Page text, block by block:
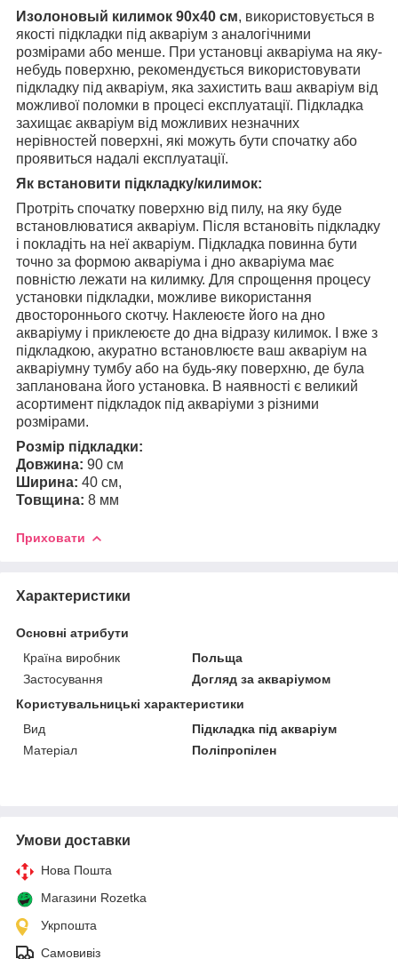
Изолоновый килимок 90х40 см, використовується в
якості підкладки під акваріум з аналогічними
розмірами або менше. При установці акваріума на яку-
небудь поверхню, рекомендується використовувати
підкладку під акваріум, яка захистить ваш акваріум від
можливої поломки в процесі експлуатації. Підкладка
захищає акваріум від можливих незначних
нерівностей поверхні, які можуть бути спочатку або
проявиться надалі експлуатації.
Як встановити підкладку/килимок:
Протріть спочатку поверхню від пилу, на яку буде
встановлюватися акваріум. Після встановіть підкладку
і покладіть на неї акваріум. Підкладка повинна бути
точно за формою акваріума і дно акваріума має
повністю лежати на килимку. Для спрощення процесу
установки підкладки, можливе використання
двостороннього скотчу. Наклеюєте його на дно
акваріуму і приклеюєте до дна відразу килимок. І вже з
підкладкою, акуратно встановлюєте ваш акваріум на
акваріумну тумбу або на будь-яку поверхню, де була
запланована його установка. В наявності є великий
асортимент підкладок під акваріуми з різними
розмірами.
Розмір підкладки:
Довжина: 90 см
Ширина: 40 см,
Товщина: 8 мм
Приховати
Характеристики
Основні атрибути
Країна виробник
Польща
Застосування
Догляд за акваріумом
Користувальницькі характеристики
Вид
Підкладка під акваріум
Матеріал
Поліпропілен
Умови доставки
Нова Пошта
Магазини Rozetka
Укрпошта
Самовивіз